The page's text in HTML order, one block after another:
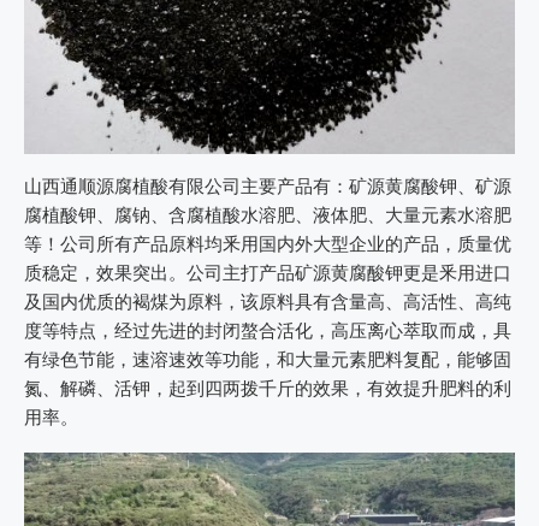
山西通顺源腐植酸有限公司主要产品有：矿源黄腐酸钾、矿源
腐植酸钾、腐钠、含腐植酸水溶肥、液体肥、大量元素水溶肥
等！公司所有产品原料均釆用国内外大型企业的产品，质量优
质稳定，效果突出。公司主打产品矿源黄腐酸钾更是釆用进口
及国内优质的褐煤为原料，该原料具有含量高、高活性、高纯
度等特点，经过先进的封闭螯合活化，高压离心萃取而成，具
有绿色节能，速溶速效等功能，和大量元素肥料复配，能够固
氮、解磷、活钾，起到四两拨千斤的效果，有效提升肥料的利
用率。